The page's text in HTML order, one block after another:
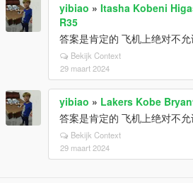
yibiao » Itasha Kobeni
R35
答案是肯定的 飞机上绝对不
Bekijk Context
29 maart 2024
yibiao » Lakers Kobe
答案是肯定的 飞机上绝对不
Bekijk Context
29 maart 2024